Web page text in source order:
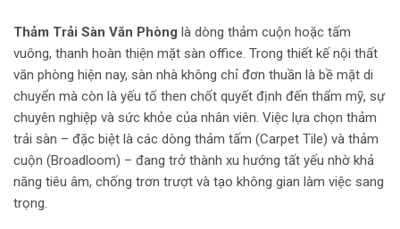
Thảm Trải Sàn Văn Phòng là dòng thảm cuộn hoặc tấm
vuông, thanh hoàn thiện mặt sàn office. Trong thiết kế nội thất
văn phòng hiện nay, sàn nhà không chỉ đơn thuần là bề mặt di
chuyển mà còn là yếu tố then chốt quyết định đến thẩm mỹ, sự
chuyên nghiệp và sức khỏe của nhân viên. Việc lựa chọn thảm
trải sàn – đặc biệt là các dòng thảm tấm (Carpet Tile) và thảm
cuộn (Broadloom) – đang trở thành xu hướng tất yếu nhờ khả
năng tiêu âm, chống trơn trượt và tạo không gian làm việc sang
trọng.